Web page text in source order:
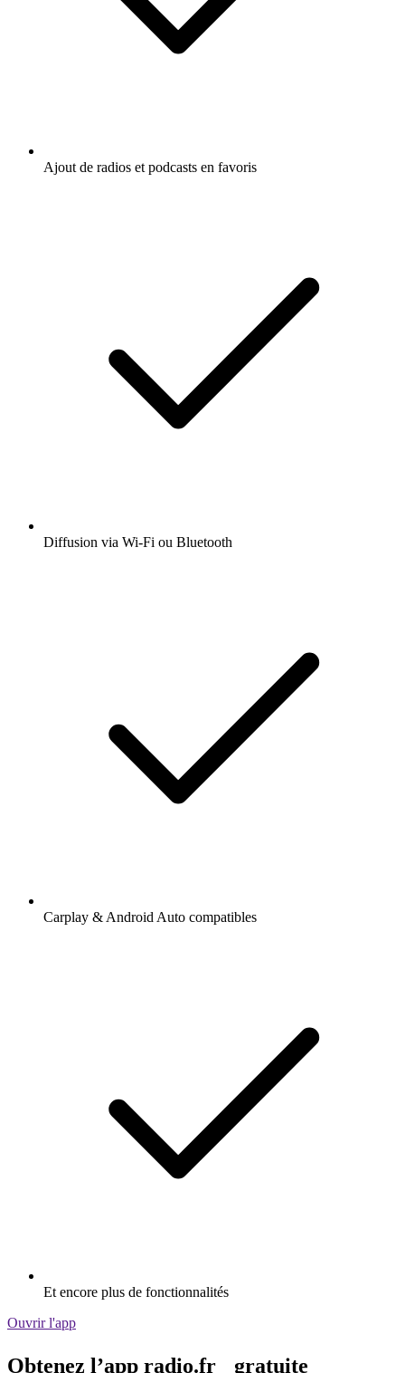
Ajout de radios et podcasts en favoris
Diffusion via Wi-Fi ou Bluetooth
Carplay & Android Auto compatibles
Et encore plus de fonctionnalités
Ouvrir l'app
Obtenez l’app radio.fr gratuite